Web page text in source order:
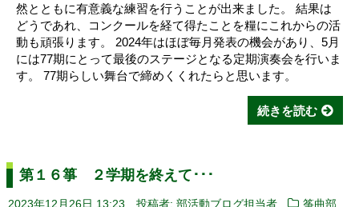
然とともに有意義な練習を行うことが出来ました。 結果は
どうであれ、コンクールを経て得たことを糧にこれからの活
動も頑張ります。 2024年はほぼ毎月発表の機会があり、5月
には77期にとって最後のステージとなる定期演奏会を行いま
す。 77期らしい舞台で締めくくれたらと思います。
続きを読む
第１６箏 ２学期を終えて･･･
2023年12月26日 13:23 投稿者: 部活動ブログ担当者 筝曲部